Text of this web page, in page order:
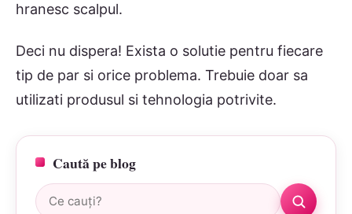
hranesc scalpul.
Deci nu dispera! Exista o solutie pentru fiecare
tip de par si orice problema. Trebuie doar sa
utilizati produsul si tehnologia potrivite.
Caută pe blog
Caută: